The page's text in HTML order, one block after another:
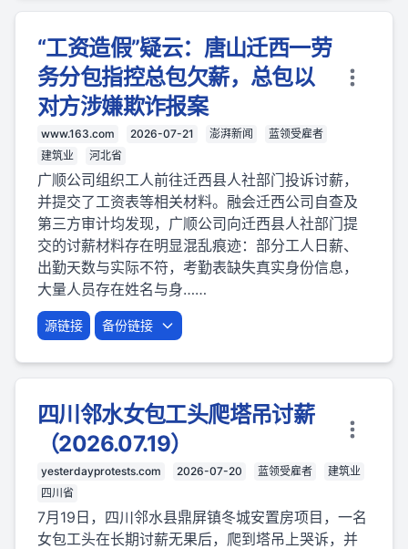
“工资造假”疑云：唐山迁西一劳
务分包指控总包欠薪，总包以
对方涉嫌欺诈报案
www.163.com 2026-07-21 澎湃新闻
蓝领受雇者
建筑业
河北省
广顺公司组织工人前往迁西县人社部门投诉讨薪，
并提交了工资表等相关材料。融会迁西公司自查及
第三方审计均发现，广顺公司向迁西县人社部门提
交的讨薪材料存在明显混乱痕迹：部分工人日薪、
出勤天数与实际不符，考勤表缺失真实身份信息，
大量人员存在姓名与身……
源链接 备份链接
四川邻水女包工头爬塔吊讨薪
（2026.07.19）
yesterdayprotests.com 2026-07-20 蓝领受雇者
建筑业
四川省
7月19日，四川邻水县鼎屏镇冬城安置房项目，一名
女包工头在长期讨薪无果后，爬到塔吊上哭诉，并